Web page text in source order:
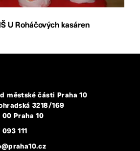
U Roháčových kasáren
městské části Praha 10
3218/169
00 Praha 10
093 111